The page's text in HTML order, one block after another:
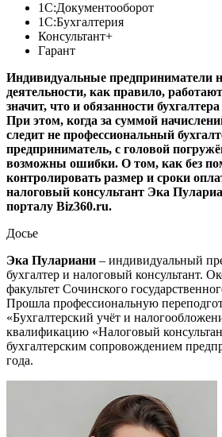
1С:Документооборот
1С:Бухгалтерия
Консультант+
Гарант
Индивидуальные предприниматели
деятельности, как правило,
значит, что и обязанности
При этом, когда за суммой
следит не профессиональный
предприниматель, с головой
возможны ошибки. О том, как без
контролировать размер и сроки
налоговый консультант Эка
порталу Biz360.ru.
Досье
Эка Пулариани – индивидуальный
бухгалтер и налоговый консультант.
факультет Сочинского
Прошла профессиональную
«Бухгалтерский учёт и
квалификацию «Налоговый
бухгалтерским сопровождением
года.